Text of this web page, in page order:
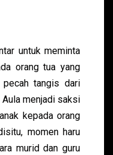
untuk meminta
orang tua yang
tangis dari
menjadi saksi
kepada orang
momen haru
murid dan guru